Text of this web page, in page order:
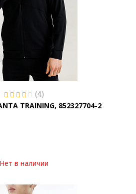
(4)
TRAINING, 852327704-2
Нет в наличии